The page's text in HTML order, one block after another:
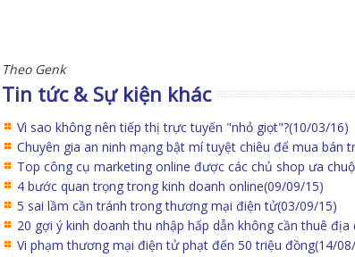
Theo Genk
Tin tức & Sự kiện khác
Vì sao không nên tiếp thị trực tuyến "nhỏ giọt"?(10/03/16)
Chuyên gia an ninh mạng bật mí tuyệt chiêu để mua bán
Top công cụ marketing online được các chủ shop ưa
4 bước quan trọng trong kinh doanh online(09/09/15)
5 sai lầm cần tránh trong thương mại điện tử(03/09/15)
20 gợi ý kinh doanh thu nhập hấp dẫn không cần thuê địa
Vi phạm thương mại điện tử phạt đến 50 triệu đồng(14/